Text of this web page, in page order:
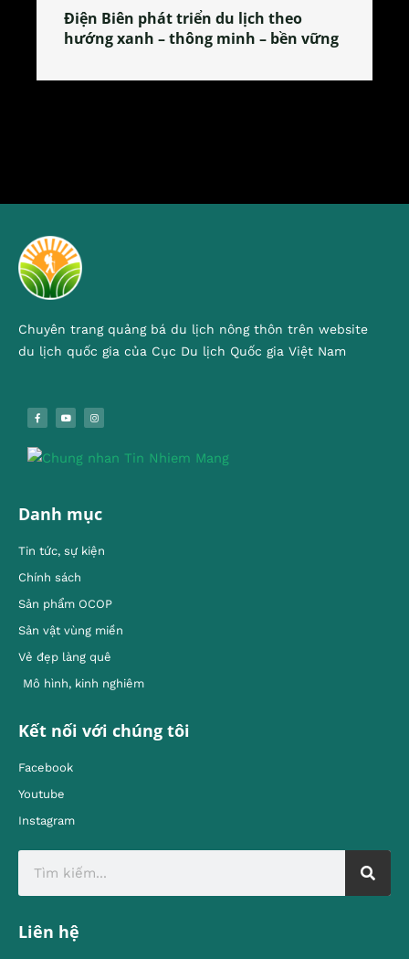
Làng làm bánh tẻ Phú Nhi – nơi lan
tỏa đặc sản xứ Đoài
Chuyên trang quảng bá du lịch nông thôn trên website
du lịch quốc gia của Cục Du lịch Quốc gia Việt Nam
Danh mục
Tin tức, sự kiện
Chính sách
Sản phẩm OCOP
Sản vật vùng miền
Vẻ đẹp làng quê
Mô hình, kinh nghiêm
Kết nối với chúng tôi
Facebook
Youtube
Instagram
Liên hệ